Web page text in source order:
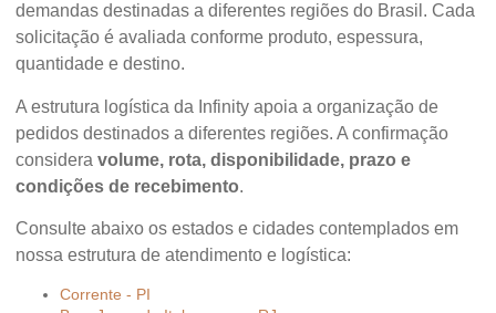
demandas destinadas a diferentes regiões do Brasil. Cada
solicitação é avaliada conforme produto, espessura,
quantidade e destino.
A estrutura logística da Infinity apoia a organização de
pedidos destinados a diferentes regiões. A confirmação
considera volume, rota, disponibilidade, prazo e
condições de recebimento.
Consulte abaixo os estados e cidades contemplados em
nossa estrutura de atendimento e logística:
Corrente - PI